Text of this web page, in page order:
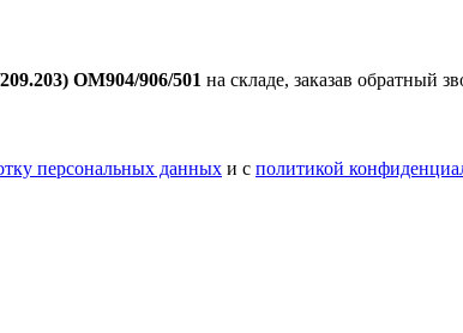
OM904/906/501 на складе, заказав обратный
персональных данных и с политикой